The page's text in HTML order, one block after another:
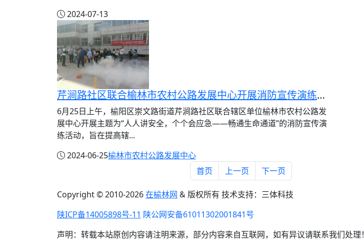
2024-07-13
芹涧路社区联合榆林市农村公路发展中心开展消防宣传演练活动
6月25日上午，榆阳区崇文路街道芹涧路社区联合辖区单位榆林市农村公路发
展中心开展主题为“人人讲安全，个个会应急——畅通生命通道”的消防宣传演
练活动，旨在提高辖...
2024-06-25榆林市农村公路发展中心
首页
上一页 下一页
Copyright © 2010-2026在榆林网 & 版权所有 技术支持：三体科技
陕ICP备14005898号-11 陕公网安备61011302001841号
声明：转载本站原创内容请注明来源，部分内容来自互联网，如有异议请联系我们处理！